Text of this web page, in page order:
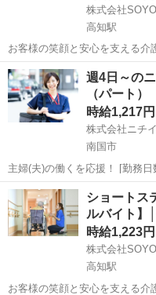
株式会社
高知駅
お客様の笑顔と安心を支える介
や身体介助（食事・入浴・排せ
ションの企画・実施、ご利用報
い業務を担当。 チームで協力し
高知 高知市 高知駅
週4日～の
（パート）
時給1,217円
株式会社ニチ
南国市
主婦(夫)の働くを応援！ [勤務日数]： 週4日~
10:00~16:00/09:00~15:00/
高知 南国市 ケアマネ
ショートス
ルバイト】
時給1,223円
株式会社
高知駅
お客様の笑顔と安心を支える介